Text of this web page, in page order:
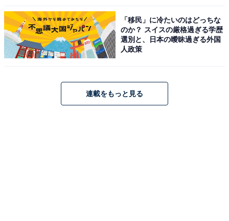
「移民」に冷たいのはどっちな
のか？ スイスの厳格過ぎる学歴
選別と、日本の曖昧過ぎる外国
人政策
連載をもっと見る